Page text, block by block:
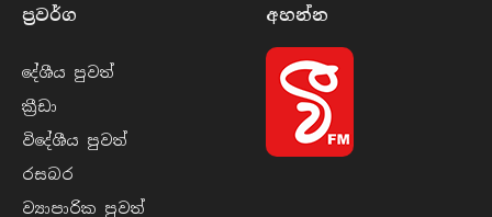
ප්‍රවර්​ග
දේශීය පුව​ත්
ක්‍රී​ඩා
විදේශීය පුව​ත්
රසබ​ර
ව්‍යාපාරික පුව​ත්
අහන්​න